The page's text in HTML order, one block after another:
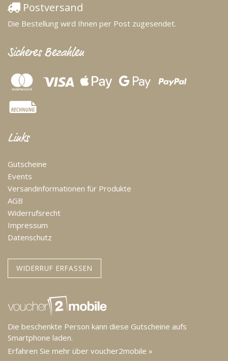
Postversand
Die Bestellung wird Ihnen per Post zugesendet.
Sicheres Bezahlen
Links
Gutscheine
Events
Versandinformationen für Produkte
AGB
Widerrufsrecht
Impressum
Datenschutz
WIDERRUF ERFASSEN
Die beschenkte Person kann diese Gutscheine aufs
Smartphone laden.
Erfahren Sie mehr über voucher2mobile »